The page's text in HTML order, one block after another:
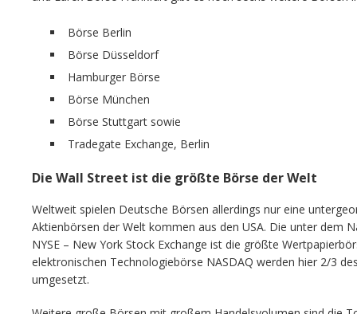
Börse Berlin
Börse Düsseldorf
Hamburger Börse
Börse München
Börse Stuttgart sowie
Tradegate Exchange, Berlin
Die Wall Street ist die größte Börse der Welt
Weltweit spielen Deutsche Börsen allerdings nur eine
Aktienbörsen der Welt kommen aus den USA. Die unter dem
NYSE – New York Stock Exchange ist die größte
elektronischen Technologiebörse NASDAQ werden hier 2/3
umgesetzt.